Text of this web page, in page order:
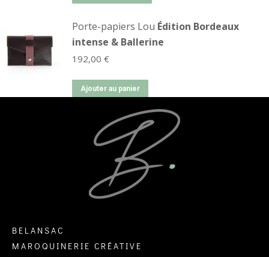
Porte-papiers Lou Édition Bordeaux
intense & Ballerine
192,00 €
Ajouter au panier
BELANSAC
MAROQUINERIE CRÉATIVE